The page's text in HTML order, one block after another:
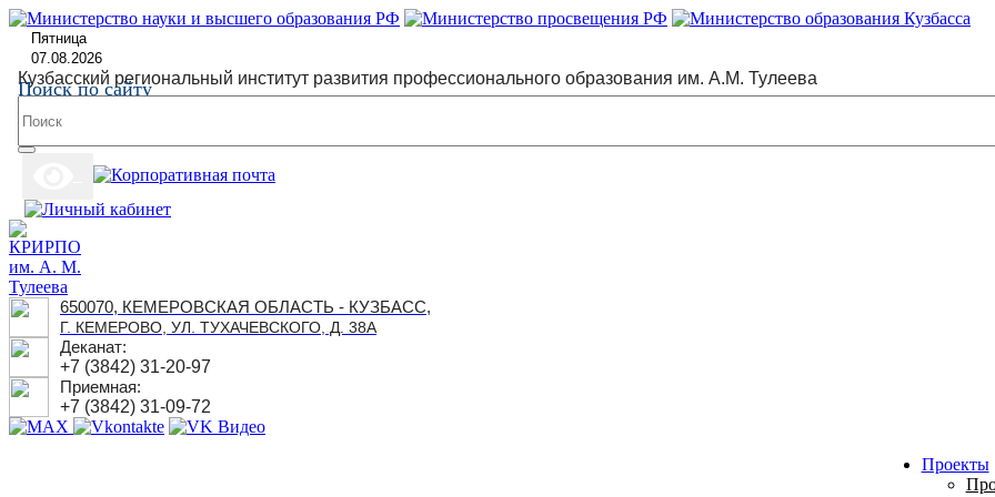
Пятница
07.08.2026
Кузбасский региональный институт развития профессионального образования им. А.М. Тулеева
Поиск по сайту
650070, КЕМЕРОВСКАЯ ОБЛАСТЬ - КУЗБАСС,
Г. КЕМЕРОВО, УЛ. ТУХАЧЕВСКОГО, Д. 38А
Деканат:
+7 (3842) 31-20-97
Приемная:
+7 (3842) 31-09-72
Проекты